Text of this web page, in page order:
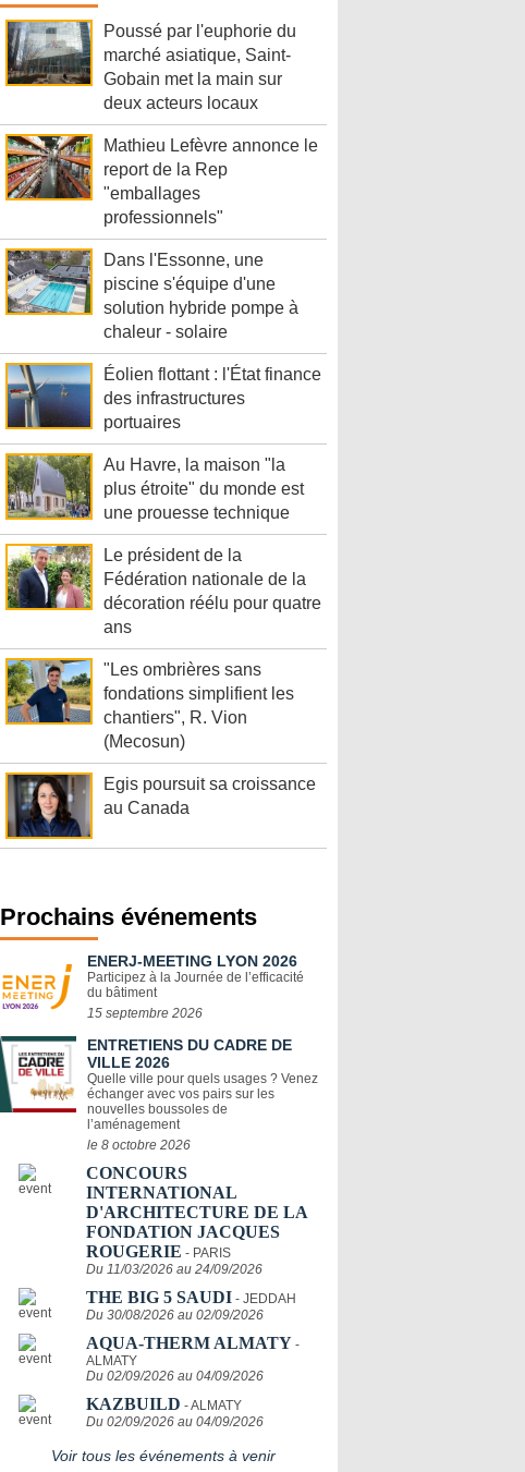
Poussé par l'euphorie du
marché asiatique, Saint-
Gobain met la main sur
deux acteurs locaux
Mathieu Lefèvre annonce le
report de la Rep
"emballages
professionnels"
Dans l'Essonne, une
piscine s'équipe d'une
solution hybride pompe à
chaleur - solaire
Éolien flottant : l'État finance
des infrastructures
portuaires
Au Havre, la maison "la
plus étroite" du monde est
une prouesse technique
Le président de la
Fédération nationale de la
décoration réélu pour quatre
ans
"Les ombrières sans
fondations simplifient les
chantiers", R. Vion
(Mecosun)
Egis poursuit sa croissance
au Canada
Prochains événements
ENERJ-MEETING LYON 2026
Participez à la Journée de l’efficacité
du bâtiment
15 septembre 2026
ENTRETIENS DU CADRE DE
VILLE 2026
Quelle ville pour quels usages ? Venez
échanger avec vos pairs sur les
nouvelles boussoles de
l’aménagement
le 8 octobre 2026
CONCOURS
INTERNATIONAL
D'ARCHITECTURE DE LA
FONDATION JACQUES
ROUGERIE - PARIS
Du 11/03/2026 au 24/09/2026
THE BIG 5 SAUDI - JEDDAH
Du 30/08/2026 au 02/09/2026
AQUA-THERM ALMATY -
ALMATY
Du 02/09/2026 au 04/09/2026
KAZBUILD - ALMATY
Du 02/09/2026 au 04/09/2026
Voir tous les événements à venir